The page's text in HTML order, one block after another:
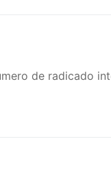
de radicado